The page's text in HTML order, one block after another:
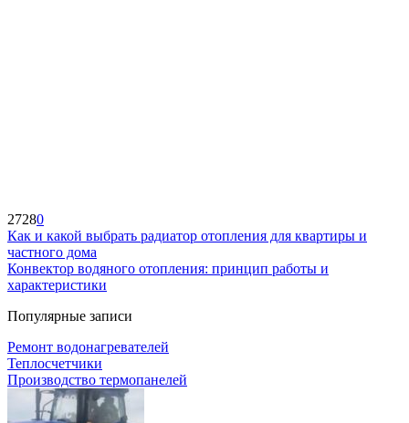
27280
Как и какой выбрать радиатор отопления для квартиры и
частного дома
Конвектор водяного отопления: принцип работы и
характеристики
Популярные записи
Ремонт водонагревателей
Теплосчетчики
Производство термопанелей